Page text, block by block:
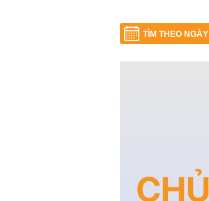
TÌM THEO NGÀY